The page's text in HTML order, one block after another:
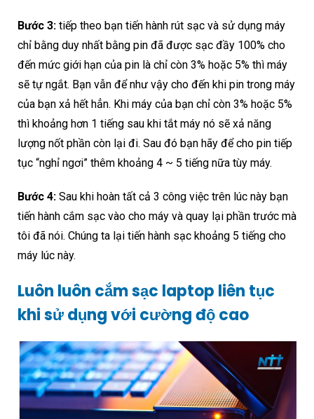
Bước 3: tiếp theo bạn tiến hành rút sạc và sử dụng máy
chỉ bằng duy nhất bằng pin đã được sạc đầy 100% cho
đến mức giới hạn của pin là chỉ còn 3% hoặc 5% thì máy
sẽ tự ngắt. Bạn vẫn để như vậy cho đến khi pin trong máy
của bạn xả hết hẳn. Khi máy của bạn chỉ còn 3% hoặc 5%
thì khoảng hơn 1 tiếng sau khi tắt máy nó sẽ xả năng
lượng nốt phần còn lại đi. Sau đó bạn hãy để cho pin tiếp
tục “nghỉ ngơi” thêm khoảng 4 ~ 5 tiếng nữa tùy máy.
Bước 4: Sau khi hoàn tất cả 3 công việc trên lúc này bạn
tiến hành cắm sạc vào cho máy và quay lại phần trước mà
tôi đã nói. Chúng ta lại tiến hành sạc khoảng 5 tiếng cho
máy lúc này.
Luôn luôn cắm sạc laptop liên tục
khi sử dụng với cường độ cao